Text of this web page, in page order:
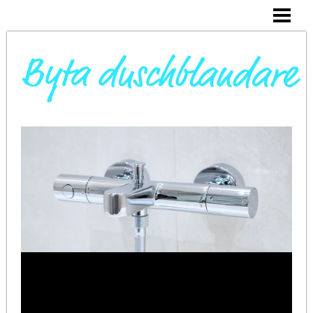
BYTA VARMVATTENBEREDARE
BYTA BLANDARE I HANDFAT